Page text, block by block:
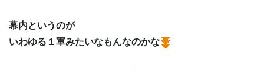
幕内というのが
いわゆる１軍みたいなもんなのかな